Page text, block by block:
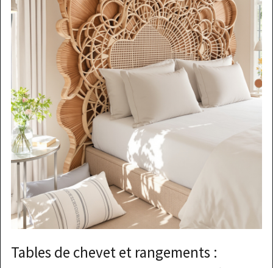
Tables de chevet et rangements :